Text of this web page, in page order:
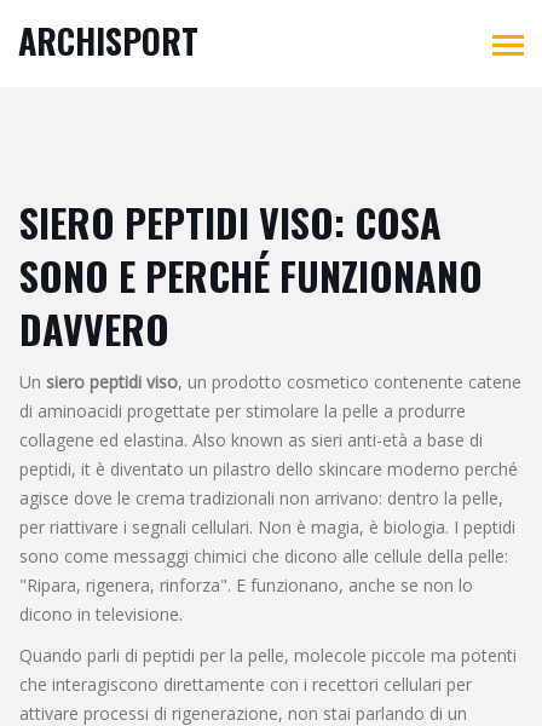
ARCHISPORT
SIERO PEPTIDI VISO: COSA
SONO E PERCHÉ FUNZIONANO
DAVVERO
Un siero peptidi viso, un prodotto cosmetico contenente catene
di aminoacidi progettate per stimolare la pelle a produrre
collagene ed elastina. Also known as sieri anti-età a base di
peptidi, it è diventato un pilastro dello skincare moderno perché
agisce dove le crema tradizionali non arrivano: dentro la pelle,
per riattivare i segnali cellulari. Non è magia, è biologia. I peptidi
sono come messaggi chimici che dicono alle cellule della pelle:
"Ripara, rigenera, rinforza". E funzionano, anche se non lo
dicono in televisione.
Quando parli di peptidi per la pelle, molecole piccole ma potenti
che interagiscono direttamente con i recettori cellulari per
attivare processi di rigenerazione, non stai parlando di un